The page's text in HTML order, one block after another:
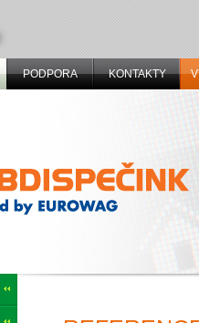
PODPORA KONTAKTY